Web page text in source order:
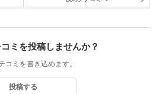
ミを投稿しませんか？
コミを書き込めます。
投稿する